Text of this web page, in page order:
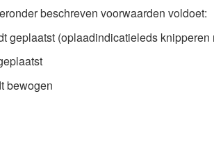
beschreven voorwaarden voldoet:
geplaatst (oplaadindicatieleds knipperen
bewogen